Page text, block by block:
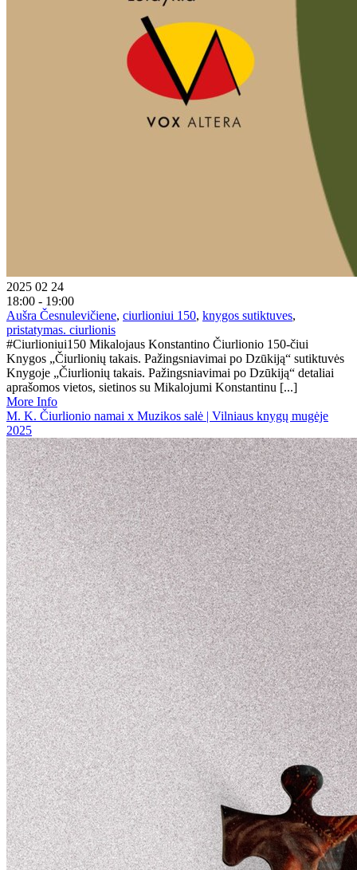
2025 02 24
18:00 - 19:00
Aušra Česnulevičiene, ciurlioniui 150, knygos sutiktuves,
pristatymas. ciurlionis
#Ciurlioniui150 Mikalojaus Konstantino Čiurlionio 150-čiui
Knygos „Čiurlionių takais. Pažingsniavimai po Dzūkiją“ sutiktuvės
Knygoje „Čiurlionių takais. Pažingsniavimai po Dzūkiją“ detaliai
aprašomos vietos, sietinos su Mikalojumi Konstantinu [...]
More Info
M. K. Čiurlionio namai x Muzikos salė | Vilniaus knygų mugėje
2025